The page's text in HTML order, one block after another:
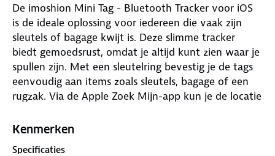
De imoshion Mini Tag - Bluetooth Tracker voor iOS
is de ideale oplossing voor iedereen die vaak zijn
sleutels of bagage kwijt is. Deze slimme tracker
biedt gemoedsrust, omdat je altijd kunt zien waar je
spullen zijn. Met een sleutelring bevestig je de tags
eenvoudig aan items zoals sleutels, bagage of een
rugzak. Via de Apple Zoek Mijn-app kun je de locatie
iets vergeet. Als de tag dichtbij is, kun je het geluid
Kenmerken
Specificaties